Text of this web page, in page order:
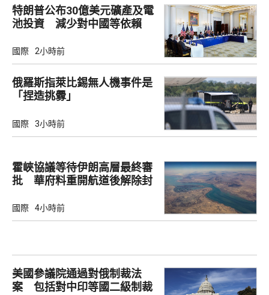
特朗普公布30億美元礦產及電
池投資 減少對中國等依賴
國際 2小時前
俄羅斯指萊比錫無人機事件是
「捏造挑釁」
國際 3小時前
霍峽協議等待伊朗高層最終審
批 華府料重開航道後解除封
國際 4小時前
美國參議院通過對俄制裁法
案 包括對中印等國二級制裁